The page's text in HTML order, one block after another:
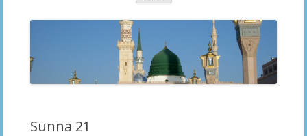
content
Sunna 21